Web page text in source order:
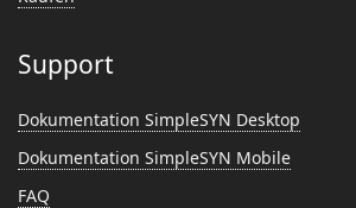
Support
Dokumentation SimpleSYN Desktop
Dokumentation SimpleSYN Mobile
FAQ